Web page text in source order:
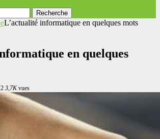
Recherche
L’actualité informatique en quelques mots
en quelques
3,7Kvues